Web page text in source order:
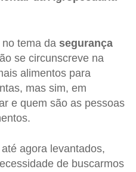
tema da segurança
se circunscreve na
alimentos para
mas sim, em
e quem são as pessoas
agora levantados,
de buscarmos